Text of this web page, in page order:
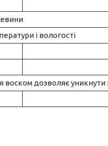
і вологості
воском дозволяє